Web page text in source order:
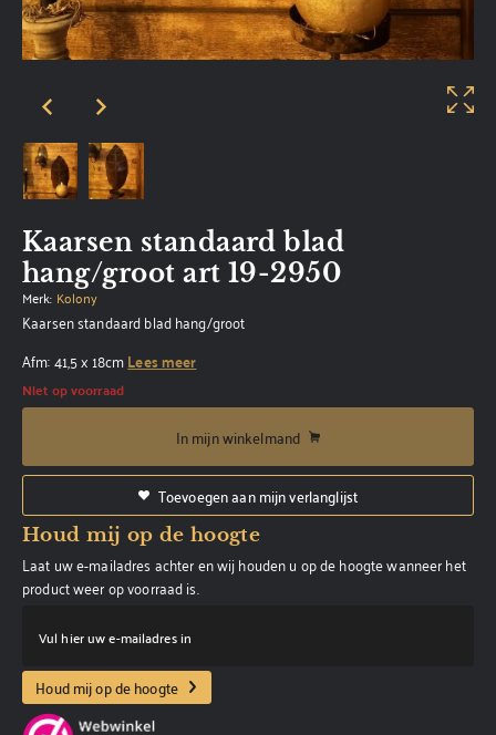
Kaarsen standaard blad
hang/groot art 19-2950
Merk: Kolony
Kaarsen standaard blad hang/groot
Afm: 41,5 x 18cmLees meer
Niet op voorraad
In mijn winkelmand
Toevoegen aan mijn verlanglijst
Houd mij op de hoogte
Laat uw e-mailadres achter en wij houden u op de hoogte wanneer het
product weer op voorraad is.
Vul hier uw e-mailadres in
Houd mij op de hoogte